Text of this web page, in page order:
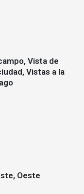
Vistas a la
Oeste